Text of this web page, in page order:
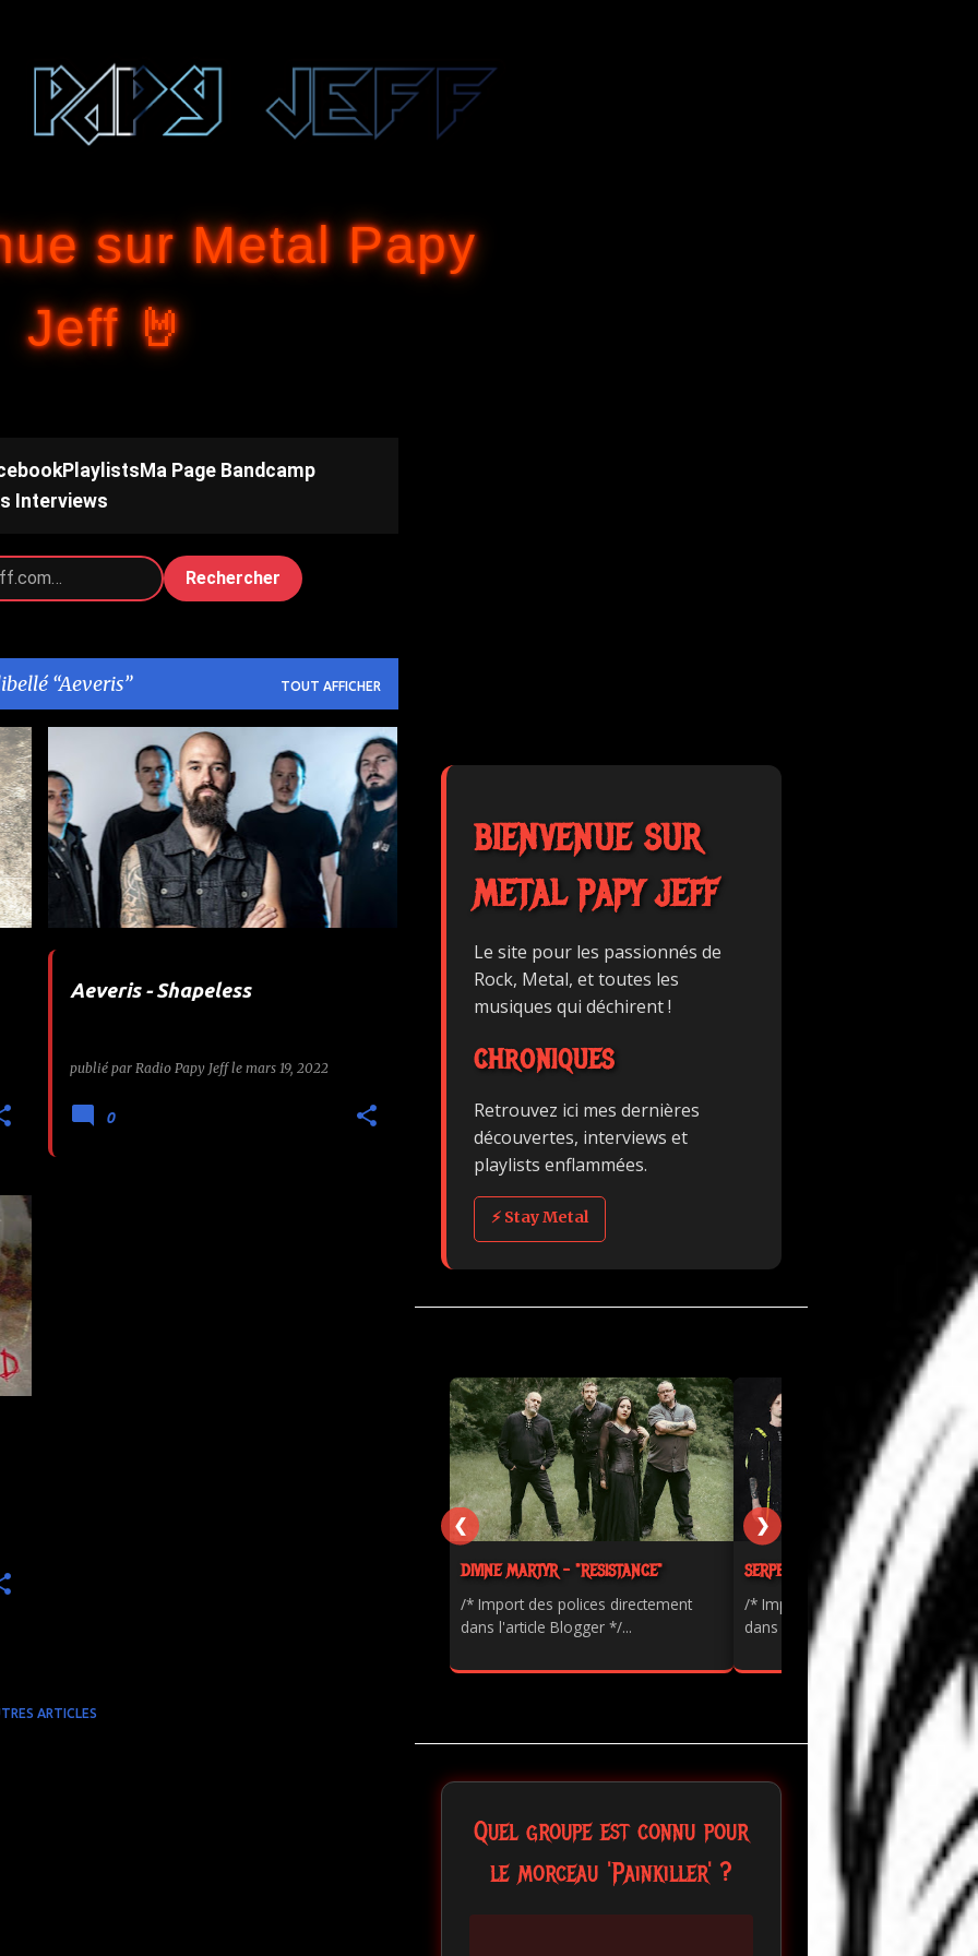
sur Metal Papy
Jeff 🤘
Playlists Ma Page Bandcamp
Interviews
Rechercher
Aeveris TOUT AFFICHER
Aeveris - Shapeless
publié par Radio Papy Jeff le mars 19, 2022
SHAPELESS
0
ARTICLES
BIENVENUE SUR
METAL PAPY JEFF
Le site pour les passionnés de
Rock, Metal, et toutes les
musiques qui déchirent !
CHRONIQUES
Retrouvez ici mes dernières
découvertes, interviews et
playlists enflammées.
⚡ Stay Metal
DIVINE MARTYR - "RESISTANCE"
/* Import des polices directement
dans l'article Blogger */...
SERPENTS - "PAINKILLER"
/* Import des polices directement
dans l'article Blogger */...
❮ ❯
Quel groupe est connu pour
le morceau 'Painkiller' ?